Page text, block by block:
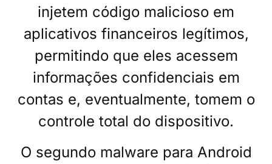
injetem código malicioso em
aplicativos financeiros legítimos,
permitindo que eles acessem
informações confidenciais em
contas e, eventualmente, tomem o
controle total do dispositivo.
O segundo malware para Android